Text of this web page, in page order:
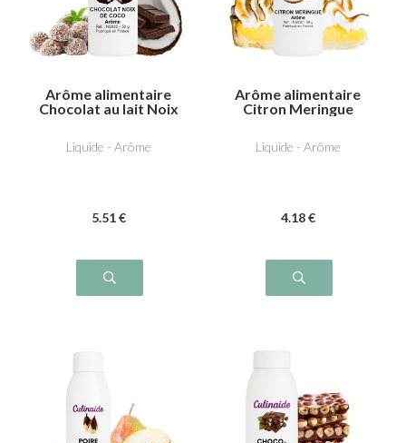
Arôme alimentaire
Chocolat au lait Noix
Liquide - Arôme
5.51 €
Arôme alimentaire
Citron Meringue
Liquide - Arôme
4.18 €